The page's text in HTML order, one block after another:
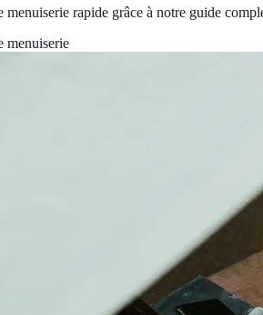
menuiserie rapide grâce à notre guide
menuiserie